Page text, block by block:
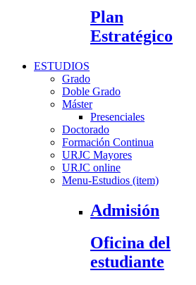
Plan
Estratégico
ESTUDIOS
Grado
Doble Grado
Máster
Presenciales
Doctorado
Formación Continua
URJC Mayores
URJC online
Menu-Estudios (item)
Admisión
Oficina del
estudiante